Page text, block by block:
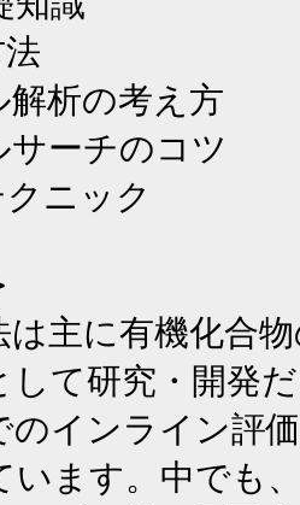
析の考え方
ーチのコツ
ニック
主に有機化合
して研究・開発
のインライン評
います。中でも